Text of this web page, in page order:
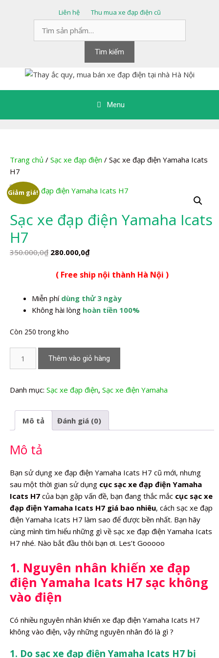
Liên hệ
Thu mua xe đạp điện cũ
kiếm:
Tìm kiếm
Menu
Trang chủ / Sạc xe đạp điện / Sạc xe đạp điện Yamaha Icats
H7
Giảm giá!
Sạc xe đạp điện Yamaha Icats
H7
350.000,0₫ Giá
là:
280.000,0₫Giá
tại
280.000,0₫.
( Free ship nội thành Hà Nội )
Miễn phí dùng thử 3 ngày
Không hài lòng hoàn tiền 100%
Còn 250 trong kho
điện
Icats
lượng
Thêm vào giỏ hàng
Danh mục: Sạc xe đạp điện, Sạc xe điện Yamaha
Mô tả Đánh giá (0)
Mô tả
Bạn sử dụng xe đạp điện Yamaha Icats H7 cũ mới, nhưng
sau một thời gian sử dụng cục sạc xe đạp điện Yamaha
Icats H7 của bạn gặp vấn đề, bạn đang thắc mắc cục sạc xe
đạp điện Yamaha Icats H7 giá bao nhiêu, cách sạc xe đạp
điện Yamaha Icats H7 làm sao để được bền nhất. Bạn hãy
cùng mình tìm hiểu những gì về sạc xe đạp điện Yamaha Icats
H7 nhé. Nào bắt đầu thôi bạn ơi. Les’t Gooooo
1. Nguyên nhân khiến xe đạp
điện Yamaha Icats H7 sạc không
vào điện
Có nhiều nguyên nhân khiến xe đạp điện Yamaha Icats H7
không vào điện, vậy những nguyên nhân đó là gì ?
1. Do sạc xe đạp điện Yamaha Icats H7 bị